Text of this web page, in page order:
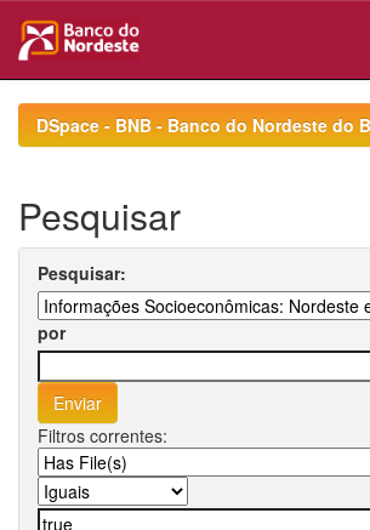
navigationDSpace - BNB - Banco do Nordeste do
Pesquisar
Pesquisar:
por
Filtros correntes: